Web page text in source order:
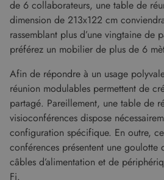
de 6 collaborateurs, une table de
dimension de 213x122 cm
rassemblant plus d’une vingtaine de
préférez un mobilier de plus de 6
Afin de répondre à un usage
réunion modulables permettent de
partagé. Pareillement, une table de
visioconférences dispose
configuration spécifique. En outre,
conférences présentent une goulotte
câbles d’alimentation et de
Fi.
XSRF-TOKEN
Google Privacy